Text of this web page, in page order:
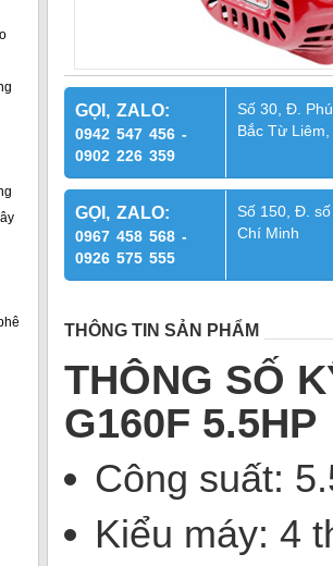
GỌI, ZALO:
0942 547 456 -
0902 226 359
Số 30, Đ.
Bắc Từ
GỌI, ZALO:
0967 458 568 -
0926 575 555
Số 150, Đ.
Chí Minh
THÔNG TIN SẢN PHẨM
THÔNG SỐ
G160F 5.5HP
Công suất:
Kiểu máy: 4